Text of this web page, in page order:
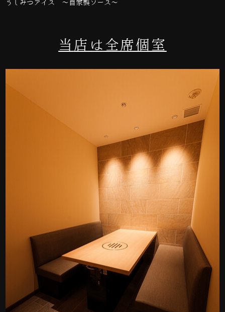
うしみつアイス 〜自家製ソース〜
当店は全席個室